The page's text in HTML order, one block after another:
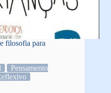
filosofia para
Pensamento